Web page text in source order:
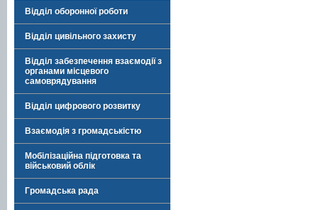
Відділ оборонної роботи
Відділ цивільного захисту
Відділ забезпечення взаємодії з
органами місцевого
самоврядування
Відділ цифрового розвитку
Взаємодія з громадськістю
Мобілізаційна підготовка та
військовий облік
Громадська рада